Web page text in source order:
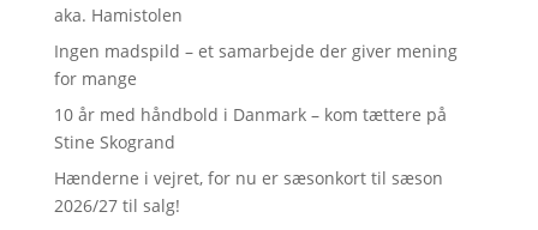
aka. Hamistolen
Ingen madspild – et samarbejde der giver mening
for mange
10 år med håndbold i Danmark – kom tættere på
Stine Skogrand
Hænderne i vejret, for nu er sæsonkort til sæson
2026/27 til salg!